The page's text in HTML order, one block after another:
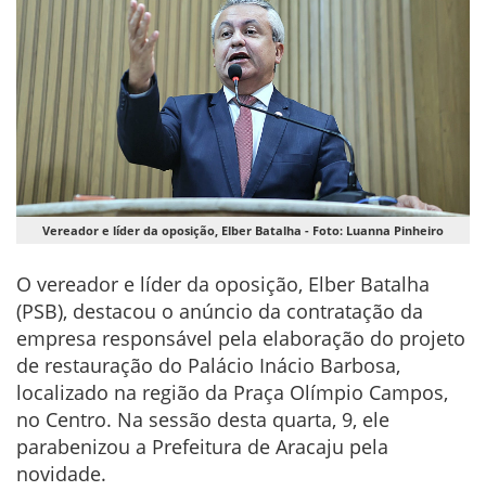
Vereador e líder da oposição, Elber Batalha - Foto: Luanna Pinheiro
O vereador e líder da oposição, Elber Batalha
(PSB), destacou o anúncio da contratação da
empresa responsável pela elaboração do projeto
de restauração do Palácio Inácio Barbosa,
localizado na região da Praça Olímpio Campos,
no Centro. Na sessão desta quarta, 9, ele
parabenizou a Prefeitura de Aracaju pela
novidade.